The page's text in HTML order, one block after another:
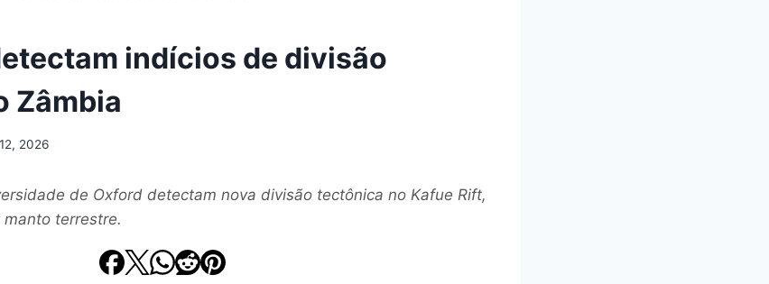
indícios de divisão
Zâmbia
2026
de Oxford detectam nova divisão tectônica no Kafue Rift,
terrestre.